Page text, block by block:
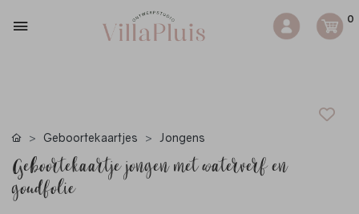
0
Geboortekaartjes Jongens
Geboortekaartje jongen met waterverf en
goudfolie